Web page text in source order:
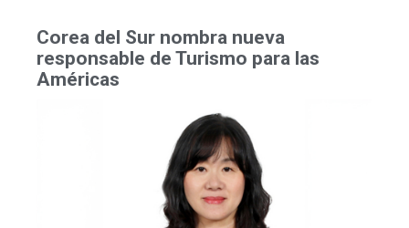
Corea del Sur nombra nueva
responsable de Turismo para las
Américas